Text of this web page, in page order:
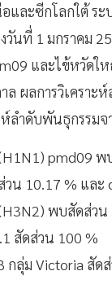
และซีกโลกใต้ ร
งวันที่ 1 มกราคม
และไข้หวัดใ
ผลการวิเคราะ
ห์ลำดับพันธุกรรม
pmd09 พ
วน 10.17 % แล
พบสัดส่วน
สัดส่วน 100 %
ลุ่ม Victoria สัด